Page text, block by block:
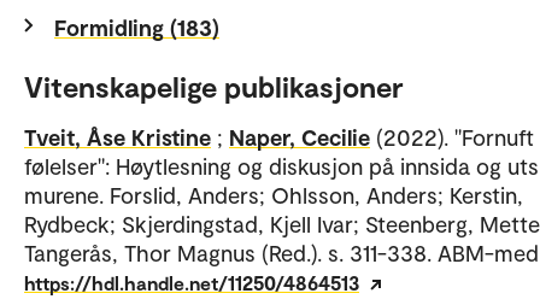
Formidling (183)
Vitenskapelige publikasjoner
Tveit, Åse Kristine ; Naper, Cecilie (2022). "Fornuft
følelser": Høytlesning og diskusjon på innsida og
murene. Forslid, Anders; Ohlsson, Anders; Kerstin,
Rydbeck; Skjerdingstad, Kjell Ivar; Steenberg,
Tangerås, Thor Magnus (Red.). s. 311-338. ABM-
https://hdl.handle.net/11250/4864513